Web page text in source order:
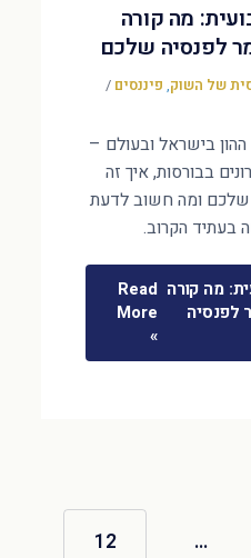
מה קורה
לפנסיה שלכם
של השוק, פיננסים /
בישראל ובעולם –
בבורסות, איך זה
ומה חשוב לדעת
בעתיד הקרוב.
מה קורה
לפנסיה
Read
More
»
…
12